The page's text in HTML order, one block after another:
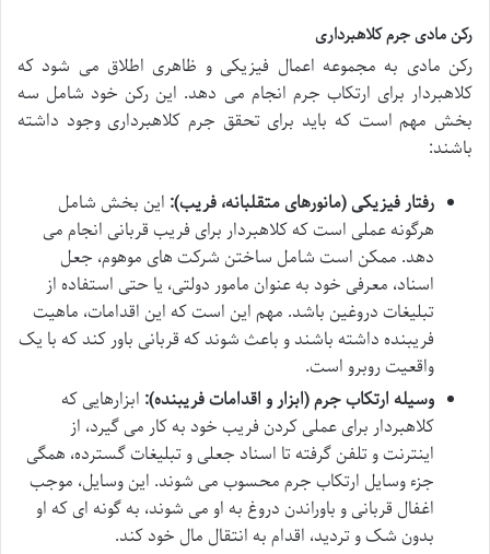
رکن مادی جرم کلاهبرداری
رکن مادی به مجموعه اعمال فیزیکی و ظاهری اطلاق می شود که
کلاهبردار برای ارتکاب جرم انجام می دهد. این رکن خود شامل سه
بخش مهم است که باید برای تحقق جرم کلاهبرداری وجود داشته
باشند:
رفتار فیزیکی (مانورهای متقلبانه، فریب): این بخش شامل
هرگونه عملی است که کلاهبردار برای فریب قربانی انجام می
دهد. ممکن است شامل ساختن شرکت های موهوم، جعل
اسناد، معرفی خود به عنوان مامور دولتی، یا حتی استفاده از
تبلیغات دروغین باشد. مهم این است که این اقدامات، ماهیت
فریبنده داشته باشند و باعث شوند که قربانی باور کند که با یک
واقعیت روبرو است.
وسیله ارتکاب جرم (ابزار و اقدامات فریبنده): ابزارهایی که
کلاهبردار برای عملی کردن فریب خود به کار می گیرد، از
اینترنت و تلفن گرفته تا اسناد جعلی و تبلیغات گسترده، همگی
جزء وسایل ارتکاب جرم محسوب می شوند. این وسایل، موجب
اغفال قربانی و باوراندن دروغ به او می شوند، به گونه ای که او
بدون شک و تردید، اقدام به انتقال مال خود کند.